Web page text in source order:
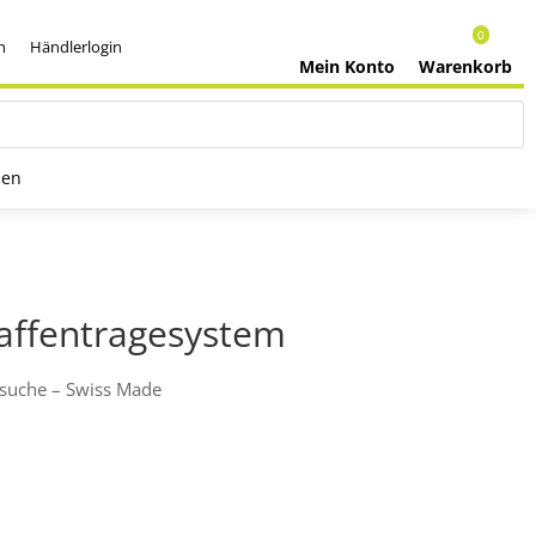
Händlerlogin
Warenkorb
0
Mein Konto
– Swiss Made